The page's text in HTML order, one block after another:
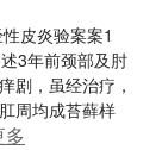
皮炎验案案1
3年前颈部及肘
剧，虽经治疗，
周均成苔藓样